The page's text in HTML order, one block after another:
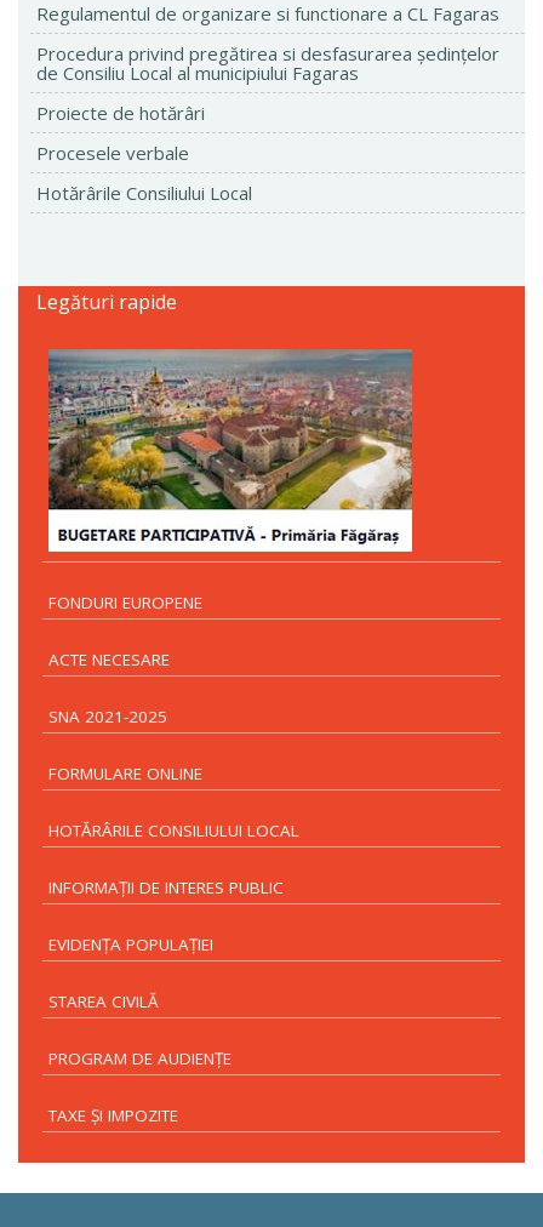
Regulamentul de organizare si functionare a CL Fagaras
Procedura privind pregătirea si desfasurarea ședințelor
de Consiliu Local al municipiului Fagaras
Proiecte de hotărâri
Procesele verbale
Hotărârile Consiliului Local
Legături rapide
FONDURI EUROPENE
ACTE NECESARE
SNA 2021-2025
FORMULARE ONLINE
HOTĂRÂRILE CONSILIULUI LOCAL
INFORMAŢII DE INTERES PUBLIC
EVIDENŢA POPULAŢIEI
STAREA CIVILĂ
PROGRAM DE AUDIENŢE
TAXE ŞI IMPOZITE